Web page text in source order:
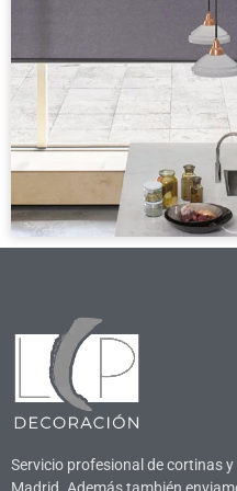
Servicio profesional de cortinas
Madrid. Además también